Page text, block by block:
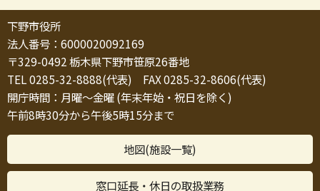
下野市役所
法人番号：6000020092169
〒329-0492 栃木県下野市笹原26番地
TEL 0285-32-8888(代表) FAX 0285-32-8606(代表)
開庁時間：月曜～金曜 (年末年始・祝日を除く)
午前8時30分から午後5時15分まで
地図(施設一覧)
窓口延長・休日の取扱業務